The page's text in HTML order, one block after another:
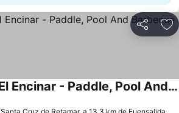
Partilhar
Country House El Encinar - Paddle, Pool And Barbecue